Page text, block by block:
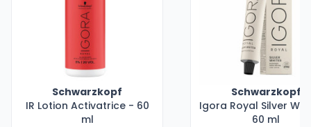
Schwarzkopf
IR Lotion Activatrice - 60
ml
Schwarzkopf
Igora Royal Silver
60 ml